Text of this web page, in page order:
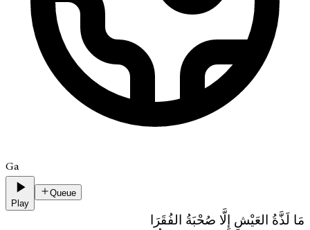
Ga
Play
Queue
مَا لَذَّةُ العَيْشِ إِلَّا صُحْبَةُ الفُقَرَا